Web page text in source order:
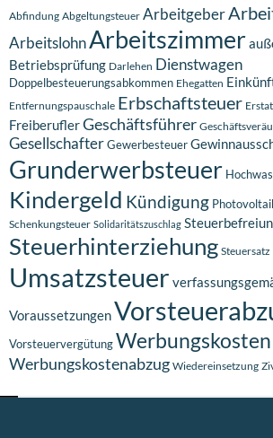
Abfindung Abgeltungsteuer Arbeitgeber
ArbeitslohnArbeitszimmer
Betriebsprüfung Darlehen Dienstwagen
Doppelbesteuerungsabkommen Ehegatten
Entfernungspauschale Erbschaftsteuer
FreiberuflerGeschäftsführer
GesellschafterGewerbesteuer
Grunderwerbsteuer
Kindergeld Kündigung
Schenkungsteuer Solidaritätszuschlag
Steuerhinterziehung Steuersatz
Umsatzsteuer
Voraussetzungen
VorsteuervergütungWerbungskosten
Werbungskostenabzug Wiedereinsetzung